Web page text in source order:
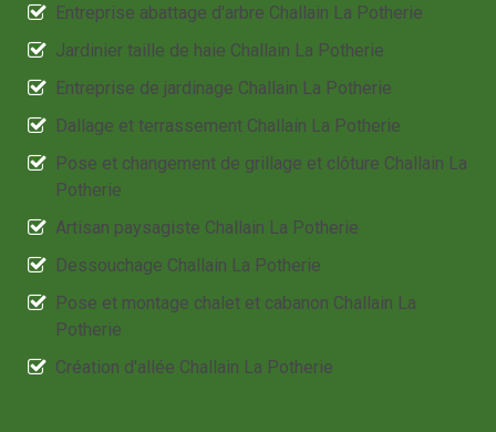
Entreprise abattage d'arbre Challain La Potherie
Jardinier taille de haie Challain La Potherie
Entreprise de jardinage Challain La Potherie
Dallage et terrassement Challain La Potherie
Pose et changement de grillage et clôture Challain La
Potherie
Artisan paysagiste Challain La Potherie
Dessouchage Challain La Potherie
Pose et montage chalet et cabanon Challain La
Potherie
Création d'allée Challain La Potherie